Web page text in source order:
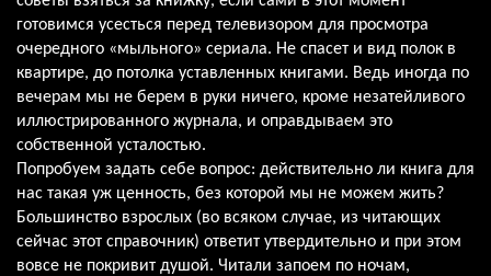
готовимся усесться перед телевизором для просмотра
очередного «мыльного» сериала. Не спасет и вид полок в
квартире, до потолка уставленных книгами. Ведь иногда по
вечерам мы не берем в руки ничего, кроме незатейливого
иллюстрированного журнала, и оправдываем это
собственной усталостью.
Попробуем задать себе вопрос: действительно ли книга для
нас такая уж ценность, без которой мы не можем жить?
Большинство взрослых (во всяком случае, из читающих
сейчас этот справочник) ответит утвердительно и при этом
вовсе не покривит душой. Читали запоем по ночам,